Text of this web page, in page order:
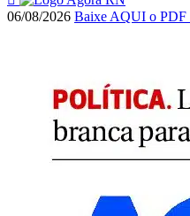
06/08/2026 Baixe AQUI o PDF